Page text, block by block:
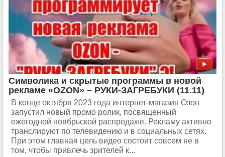
Символика и скрытые программы в новой
рекламе «OZON» – РУКИ-ЗАГРЕБУКИ (11.11)
В конце октября 2023 года интернет-магазин Озон
запустил новый промо ролик, посвященный
ежегодной ноябрьской распродаже. Рекламу активно
транслируют по телевидению и в социальных сетях.
При этом главная цель видео состоит совсем не в
том, чтобы привлечь зрителей к...